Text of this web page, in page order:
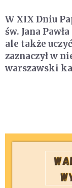
W XIX Dniu
św. Jana
ale także
zaznaczył w
warszawski